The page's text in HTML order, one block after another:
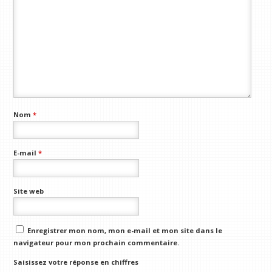
Nom*
E-mail*
Site web
Enregistrer mon nom, mon e-mail et mon site dans le
navigateur pour mon prochain commentaire.
Saisissez votre réponse en chiffres